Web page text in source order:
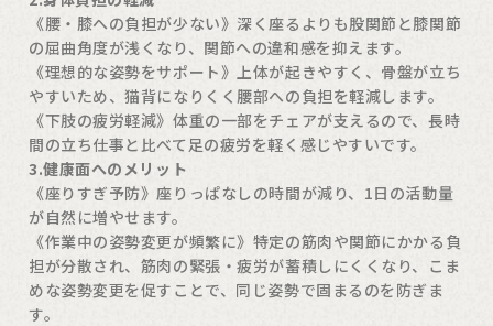
《腰・膝への負担が少ない》深く座るよりも股関節と膝関節
の屈曲角度が浅くなり、関節への違和感を抑えます。
《理想的な姿勢をサポート》上体が起きやすく、骨盤が立ち
やすいため、猫背になりくく腰部への負担を軽減します。
《下肢の疲労軽減》体重の一部をチェアが支えるので、長時
間の立ち仕事と比べて足の疲労を軽く感じやすいです。
3.健康面へのメリット
《座りすぎ予防》座りっぱなしの時間が減り、1日の活動量
が自然に増やせます。
《作業中の姿勢変更が頻繁に》特定の筋肉や関節にかかる負
担が分散され、筋肉の緊張・疲労が蓄積しにくくなり、こま
めな姿勢変更を促すことで、同じ姿勢で固まるのを防ぎま
す。